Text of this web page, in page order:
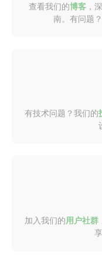
查看我们的博客 ，
南。有问题
有技术问题？我们的
加入我们的用户社群